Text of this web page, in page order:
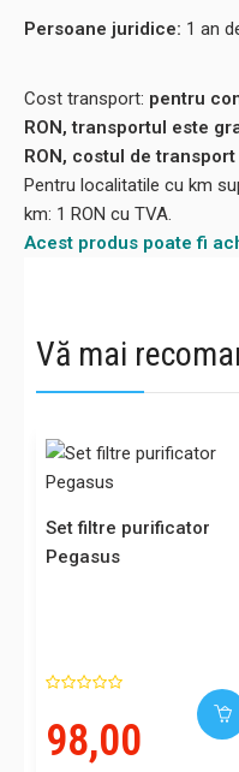
Persoane juridice: 1 an
Cost transport: pentru
RON, transportul este
RON, costul de transport
Pentru localitatile cu km
km: 1 RON cu TVA.
Acest produs poate fi
Vă mai
Set filtre purificator
Pegasus
98,00